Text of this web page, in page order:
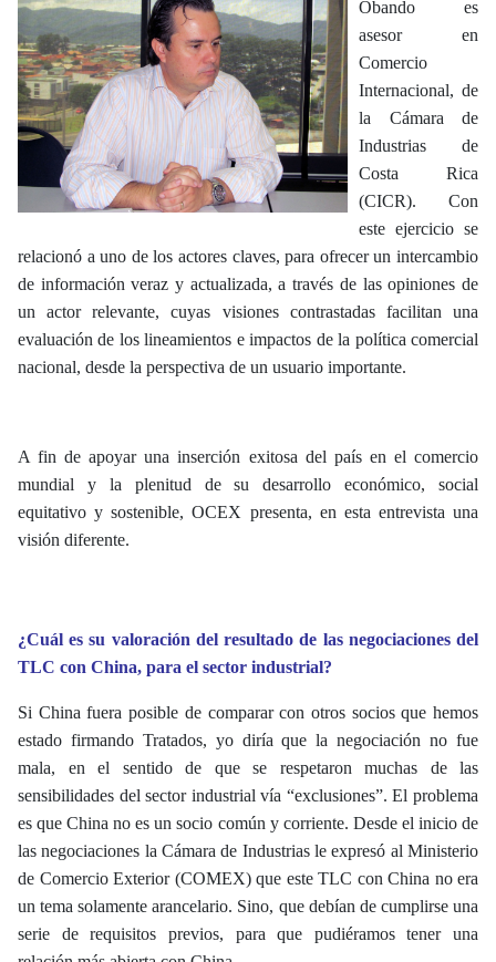
Obando es
asesor en
Comercio
Internacional, de
la Cámara de
Industrias de
Costa Rica
(CICR). Con
este ejercicio se
relacionó a uno de los actores claves, para ofrecer un intercambio
de información veraz y actualizada, a través de las opiniones de
un actor relevante, cuyas visiones contrastadas facilitan una
evaluación de los lineamientos e impactos de la política comercial
nacional, desde la perspectiva de un usuario importante.
A fin de apoyar una inserción exitosa del país en el comercio
mundial y la plenitud de su desarrollo económico, social
equitativo y sostenible, OCEX presenta, en esta entrevista una
visión diferente.
¿Cuál es su valoración del resultado de las negociaciones del
TLC con China, para el sector industrial?
Si China fuera posible de comparar con otros socios que hemos
estado firmando Tratados, yo diría que la negociación no fue
mala, en el sentido de que se respetaron muchas de las
sensibilidades del sector industrial vía “exclusiones”. El problema
es que China no es un socio común y corriente. Desde el inicio de
las negociaciones la Cámara de Industrias le expresó al Ministerio
de Comercio Exterior (COMEX) que este TLC con China no era
un tema solamente arancelario. Sino, que debían de cumplirse una
serie de requisitos previos, para que pudiéramos tener una